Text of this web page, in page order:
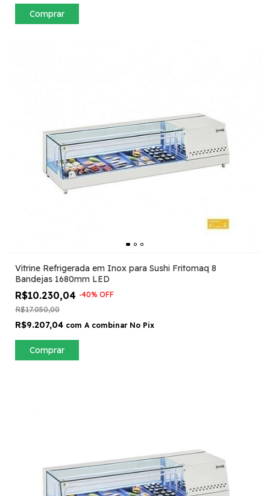
Comprar
Vitrine Refrigerada em Inox para Sushi Fritomaq 8
Bandejas 1680mm LED
R$10.230,04 -40% OFF
R$17.050,00
R$9.207,04 com A combinar No Pix
Comprar